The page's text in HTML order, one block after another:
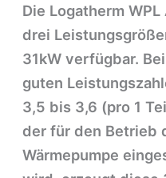
Die Logatherm WPL
drei
31kW verfügbar.
guten
3,5 bis 3,6 (pro 1
der für den Betrieb
Wärmepumpe